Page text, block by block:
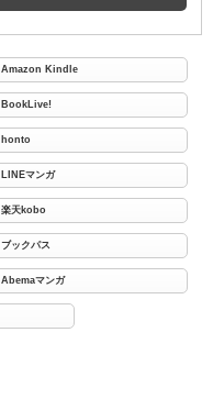
Amazon Kindle
BookLive!
honto
LINEマンガ
楽天kobo
ブックパス
Abemaマンガ